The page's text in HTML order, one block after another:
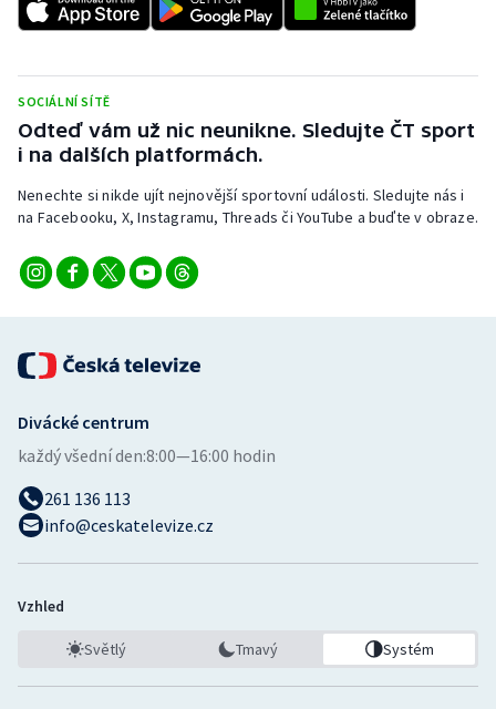
SOCIÁLNÍ SÍTĚ
Odteď vám už nic neunikne. Sledujte ČT sport
i na dalších platformách.
Nenechte si nikde ujít nejnovější sportovní události. Sledujte nás i
na Facebooku, X, Instagramu, Threads či YouTube a buďte v obraze.
Divácké centrum
každý všední den:8:00—16:00 hodin
261 136 113
info@ceskatelevize.cz
Vzhled
Světlý Tmavý Systém